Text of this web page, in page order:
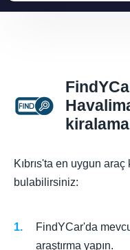
Kıbrıs'ta en uygun
bulabilirsiniz:
FindYCar'da
araştırma yapın.